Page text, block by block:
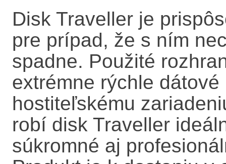
Disk Traveller je
pre prípad, že s ním
spadne. Použité
extrémne rýchle
hostiteľskému
robí disk Traveller
súkromné aj